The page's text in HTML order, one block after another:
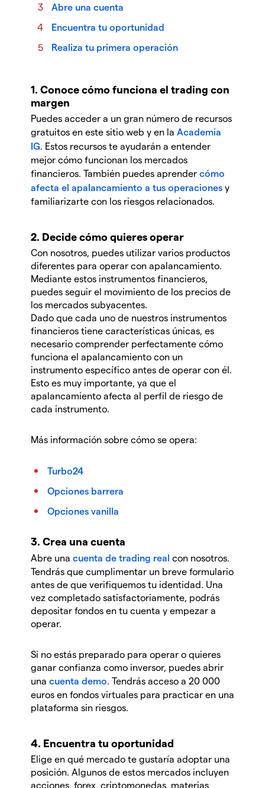
Abre una cuenta
Encuentra tu oportunidad
Realiza tu primera operación
1. Conoce cómo funciona el trading con
margen
Puedes acceder a un gran número de recursos
gratuitos en este sitio web y en la Academia
IG. Estos recursos te ayudarán a entender
mejor cómo funcionan los mercados
financieros. También puedes aprender cómo
afecta el apalancamiento a tus operaciones y
familiarizarte con los riesgos relacionados.
2. Decide cómo quieres operar
Con nosotros, puedes utilizar varios productos
diferentes para operar con apalancamiento.
Mediante estos instrumentos financieros,
puedes seguir el movimiento de los precios de
los mercados subyacentes.
Dado que cada uno de nuestros instrumentos
financieros tiene características únicas, es
necesario comprender perfectamente cómo
funciona el apalancamiento con un
instrumento específico antes de operar con él.
Esto es muy importante, ya que el
apalancamiento afecta al perfil de riesgo de
cada instrumento.
Más información sobre cómo se opera:
Turbo24
Opciones barrera
Opciones vanilla
3. Crea una cuenta
Abre una cuenta de trading real con nosotros.
Tendrás que cumplimentar un breve formulario
antes de que verifiquemos tu identidad. Una
vez completado satisfactoriamente, podrás
depositar fondos en tu cuenta y empezar a
operar.
Si no estás preparado para operar o quieres
ganar confianza como inversor, puedes abrir
una cuenta demo. Tendrás acceso a 20 000
euros en fondos virtuales para practicar en una
plataforma sin riesgos.
4. Encuentra tu oportunidad
Elige en qué mercado te gustaría adoptar una
posición. Algunos de estos mercados incluyen
acciones, forex, criptomonedas, materias